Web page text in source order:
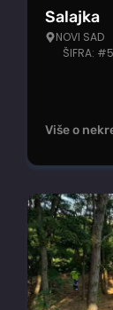
Salajka
NOVI SAD
ŠIFRA:
Više o